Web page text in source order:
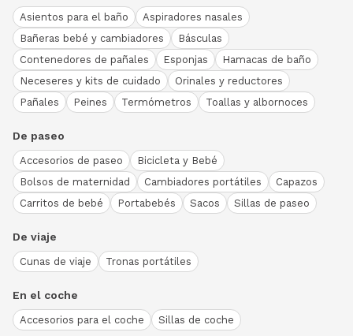
Asientos para el baño
Aspiradores nasales
Bañeras bebé y cambiadores
Básculas
Contenedores de pañales
Esponjas
Hamacas de baño
Neceseres y kits de cuidado
Orinales y reductores
Pañales
Peines Termómetros Toallas y albornoces
De paseo
Accesorios de paseo
Bicicleta y Bebé
Bolsos de maternidad
Cambiadores portátiles
Capazos
Carritos de bebé
Portabebés Sacos Sillas de paseo
De viaje
Cunas de viaje Tronas portátiles
En el coche
Accesorios para el coche Sillas de coche